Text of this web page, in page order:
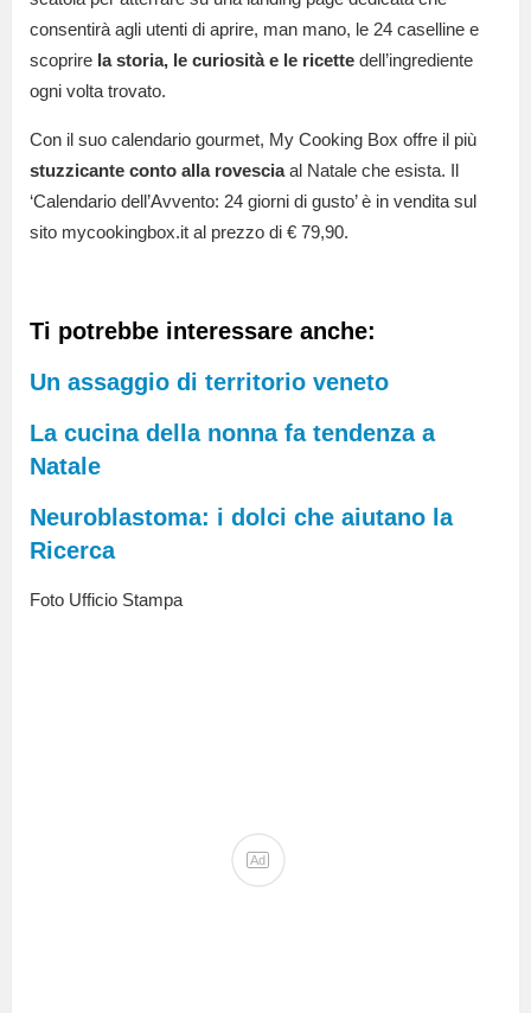
consentirà agli utenti di aprire, man mano, le 24 caselline e
scoprire la storia, le curiosità e le ricette dell’ingrediente
ogni volta trovato.
Con il suo calendario gourmet, My Cooking Box offre il più
stuzzicante conto alla rovesciaal Natale che esista. Il
‘Calendario dell’Avvento: 24 giorni di gusto’ è in vendita sul
sito mycookingbox.it al prezzo di € 79,90.
Ti potrebbe interessare anche:
Un assaggio di territorio veneto
La cucina della nonna fa tendenza a
Natale
Neuroblastoma: i dolci che aiutano la
Ricerca
Foto Ufficio Stampa
Ad